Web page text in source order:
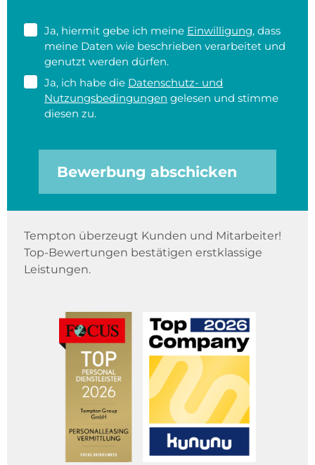
Ja, hiermit gebe ich meine Einwilligung, dass
meine Daten wie beschrieben verarbeitet und
genutzt werden dürfen.
Ja, ich habe die Datenschutz- und
Nutzungsbedingungen gelesen und stimme
diesen zu.
Bewerbung abschicken
Tempton überzeugt Kunden und Mitarbeiter!
Top-Bewertungen bestätigen erstklassige
Leistungen.